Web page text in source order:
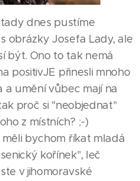
dnes pustíme
obrázky Josefa Lady, ale
být. Ono to tak nemá
positivJE přinesli mnoho
umění vůbec mají na
proč si "neobjednat"
z místních? ;-)
měli bychom říkat mladá
kořínek", leč
v jihomoravské